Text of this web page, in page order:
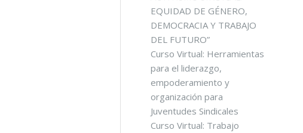
EQUIDAD DE GÉNERO,
DEMOCRACIA Y TRABAJO
DEL FUTURO”
Curso Virtual: Herramientas
para el liderazgo,
empoderamiento y
organización para
Juventudes Sindicales
Curso Virtual: Trabajo